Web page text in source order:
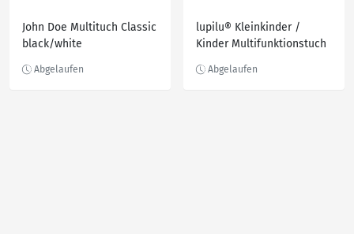
John Doe Multituch Classic
black/white
lupilu® Kleinkinder /
Kinder Multifunktionstuch